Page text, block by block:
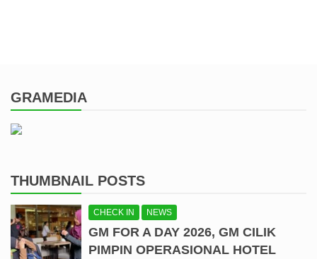
GRAMEDIA
THUMBNAIL POSTS
CHECK IN NEWS
GM FOR A DAY 2026, GM CILIK
PIMPIN OPERASIONAL HOTEL